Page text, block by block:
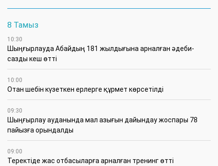
8 Тамыз
10:30
Шыңғырлауда Абайдың 181 жылдығына арналған әдеби-
сазды кеш өтті
10:00
Отан шебін күзеткен ерлерге құрмет көрсетілді
09:30
​Шыңғырлау ауданында мал азығын дайындау жоспары 78
пайызға орындалды
09:00
​Теректіде жас отбасыларға арналған тренинг өтті